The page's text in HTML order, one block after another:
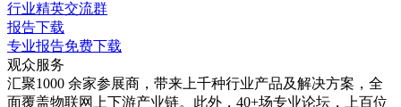
行业精英交流群
报告下载
专业报告免费下载
观众服务
汇聚1000 余家参展商，带来上千种行业产品及解决方案，全
面覆盖物联网上下游产业链。此外，40+场专业论坛，上百位